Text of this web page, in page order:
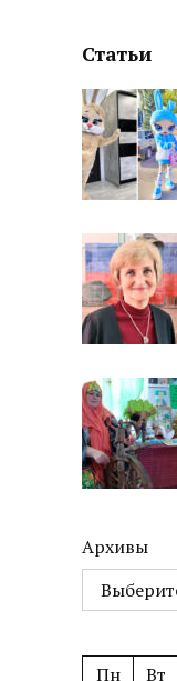
Статьи
Архивы
Пн Вт